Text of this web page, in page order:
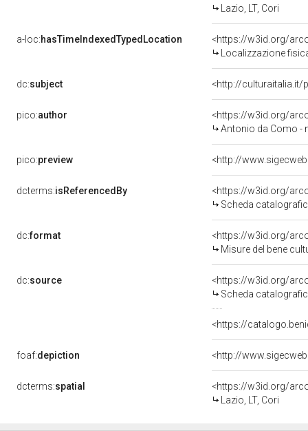
Lazio, LT, Cori
a-loc:hasTimeIndexedTypedLocation
<https://w3id.org/
Localizzazione
dc:subject <http://culturaitalia.it/
pico:author
<https://w3id.org/
Antonio da Como -
pico:preview
dcterms:isReferencedBy
<https://w3id.org/
Scheda
dc:format
<https://w3id.org/
Misure del bene
dc:source
<https://w3id.org/
Scheda
<https://
foaf:depiction
dcterms:spatial
<https://w3id.org/
Lazio, LT, Cori